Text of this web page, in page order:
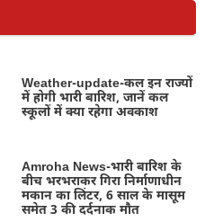
Weather-update-कल इन राज्यों
में होगी भारी बारिश, जानें कल
स्कूलों में क्या रहेगा अवकाश
Amroha News-भारी बारिश के
बीच भरभराकर गिरा निर्माणाधीन
मकान का लिंटर, 6 साल के मासूम
समेत 3 की दर्दनाक मौत